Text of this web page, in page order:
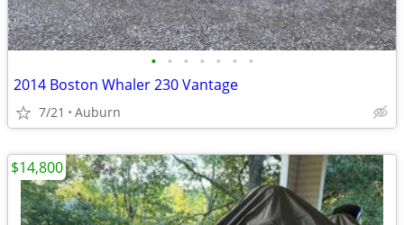
• • • • • • •
2014 Boston Whaler 230 Vantage
7/21 Auburn
$14,800